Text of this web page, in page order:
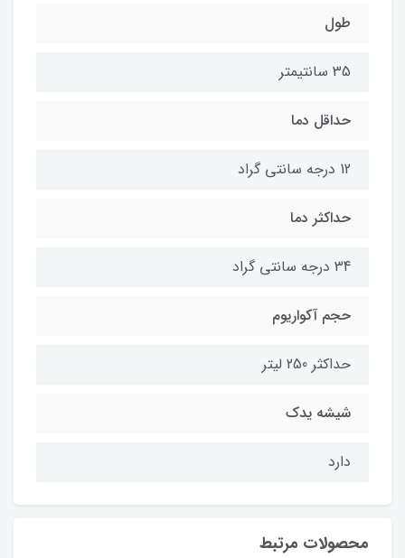
طول
35 سانتیمتر
حداقل دما
12 درجه سانتی گراد
حداکثر دما
34 درجه سانتی گراد
حجم آکواریوم
حداکثر 250 لیتر
شیشه یدک
دارد
محصولات مرتبط